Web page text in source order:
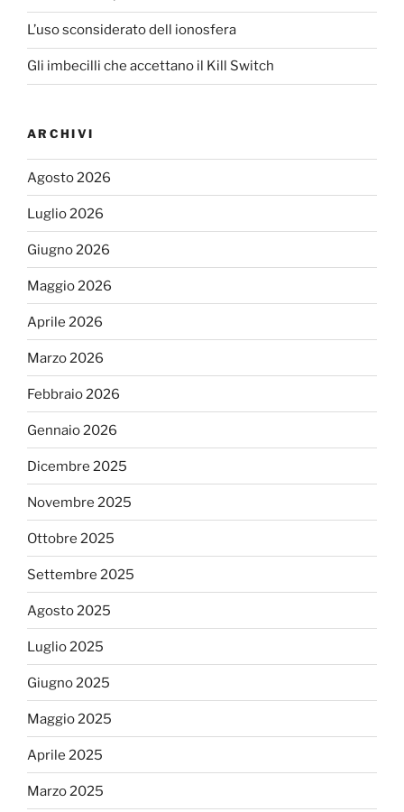
L’uso sconsiderato dell ionosfera
Gli imbecilli che accettano il Kill Switch
ARCHIVI
Agosto 2026
Luglio 2026
Giugno 2026
Maggio 2026
Aprile 2026
Marzo 2026
Febbraio 2026
Gennaio 2026
Dicembre 2025
Novembre 2025
Ottobre 2025
Settembre 2025
Agosto 2025
Luglio 2025
Giugno 2025
Maggio 2025
Aprile 2025
Marzo 2025